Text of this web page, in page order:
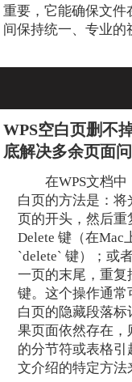
重要，它能确保文件
间保持统一、专业的
WPS空白页删不
底解决多余页面
在WPS文档
白页的方法是：
页的开头，然后重
Delete 键（在Mac
`delete` 键）；或
一页的末尾，重复
键。这个操作通常
白页的隐藏段落
果页面依然存在，
的分节符或表格
文介绍的特定方法